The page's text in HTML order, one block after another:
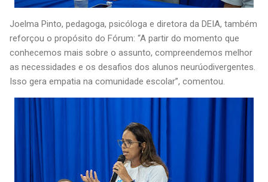
Joelma Pinto, pedagoga, psicóloga e diretora da DEIA, também
reforçou o propósito do Fórum: “A partir do momento que
conhecemos mais sobre o assunto, compreendemos melhor
as necessidades e os desafios dos alunos neurúodivergentes.
Isso gera empatia na comunidade escolar”, comentou.